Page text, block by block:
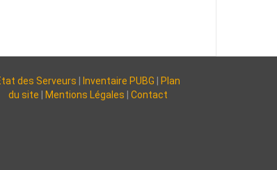
des Serveurs Inventaire PUBG
Plan
du site
Mentions Légales Contact